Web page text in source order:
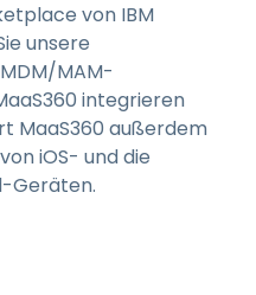
von IBM
unsere
MAM-
integrieren
MaaS360 außerdem
iOS- und die
Geräten.